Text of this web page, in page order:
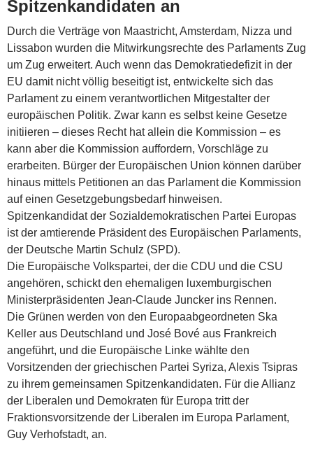
Spitzenkandidaten an
Durch die Verträge von Maastricht, Amsterdam, Nizza und
Lissabon wurden die Mitwirkungsrechte des Parlaments Zug
um Zug erweitert. Auch wenn das Demokratiedefizit in der
EU damit nicht völlig beseitigt ist, entwickelte sich das
Parlament zu einem verantwortlichen Mitgestalter der
europäischen Politik. Zwar kann es selbst keine Gesetze
initiieren – dieses Recht hat allein die Kommission – es
kann aber die Kommission auffordern, Vorschläge zu
erarbeiten. Bürger der Europäischen Union können darüber
hinaus mittels Petitionen an das Parlament die Kommission
auf einen Gesetzgebungsbedarf hinweisen.
Spitzenkandidat der Sozialdemokratischen Partei Europas
ist der amtierende Präsident des Europäischen Parlaments,
der Deutsche Martin Schulz (SPD).
Die Europäische Volkspartei, der die CDU und die CSU
angehören, schickt den ehemaligen luxemburgischen
Ministerpräsidenten Jean-Claude Juncker ins Rennen.
Die Grünen werden von den Europaabgeordneten Ska
Keller aus Deutschland und José Bové aus Frankreich
angeführt, und die Europäische Linke wählte den
Vorsitzenden der griechischen Partei Syriza, Alexis Tsipras
zu ihrem gemeinsamen Spitzenkandidaten. Für die Allianz
der Liberalen und Demokraten für Europa tritt der
Fraktionsvorsitzende der Liberalen im Europa Parlament,
Guy Verhofstadt, an.